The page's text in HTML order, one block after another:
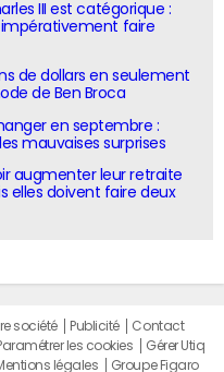
III est catégorique :
faire
de dollars en seulement
de Ben Broca
en septembre :
mauvaises surprises
augmenter leur retraite
elles doivent faire deux
société Publicité
Contact
les cookies
Gérer Utiq
légales Groupe Figaro